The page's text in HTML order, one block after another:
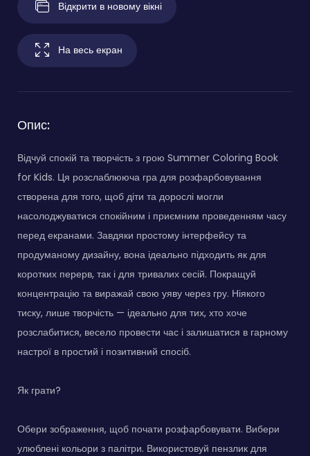
Відкрити в новому вікні
На весь екран
Опис:
Відчуй спокій та творчість з грою Summer Coloring Book
for Kids. Ця розслаблююча гра для розфарбовування
створена для того, щоб діти та дорослі могли
насолоджуватися спокійним і приємним проведенням часу
перед екранами. Завдяки простому інтерфейсу та
продуманому дизайну, вона ідеально підходить як для
коротких перерв, так і для тривалих сесій. Покращуй
концентрацію та виражай свою уяву через гру. Ніякого
тиску, лише творчість — ідеально для тих, хто хоче
розслабитися, весело провести час і залишатися в гарному
настрої в простий і позитивний спосіб.
Як грати?
Обери зображення, щоб почати розфарбовувати. Вибери
улюблені кольори з палітри. Використовуй пензлик для